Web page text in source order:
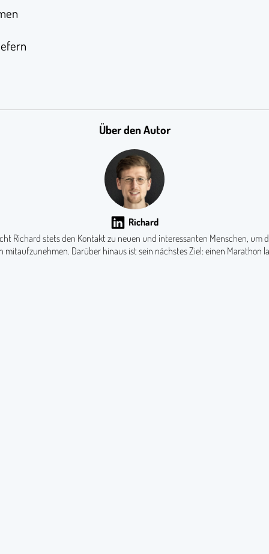
Über den Autor
Richard
Richard stets den Kontakt zu neuen und interessanten Menschen, um
Darüber hinaus ist sein nächstes Ziel: einen Marathon